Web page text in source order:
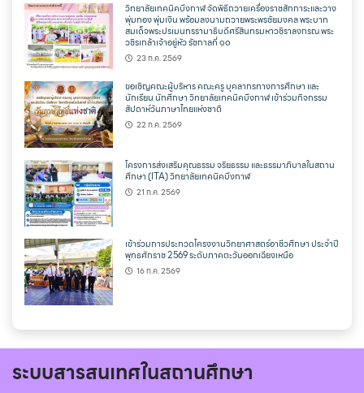
วิทยาลัยเทคนิคบึงกาฬ จัดพิธีถวายเครื่องราชสักการะและวาง
พุ่มทอง พุ่มเงิน พร้อมลงนามถวายพระพรชัยมงคล พระบาท
สมเด็จพระปรเมนทรรามาธิบดีศรีสินทรมหาวชิราลงกรณ พระ
วชิรเกล้าเจ้าอยู่หัว รัชกาลที่ ๑๐
23 ก.ค. 2569
ขอเชิญคณะผู้บริหาร คณะครู บุคลากรทางการศึกษา และ
นักเรียน นักศึกษา วิทยาลัยเทคนิคบึงกาฬ เข้าร่วมกิจกรรม
สัปดาห์วันภาษาไทยแห่งชาติ
22 ก.ค. 2569
โครงการส่งเสริมคุณธรรม จริยธรรม และธรรมาภิบาลในสถาน
ศึกษา (ITA) วิทยาลัยเทคนิคบึงกาฬ
21 ก.ค. 2569
เข้าร่วมการประกวดโครงงานวิทยาศาสตร์อาชีวศึกษา ประจำปี
พุทธศักราช 2569 ระดับภาคตะวันออกเฉียงเหนือ
16 ก.ค. 2569
ระบบสารสนเทศในสถานศึกษา